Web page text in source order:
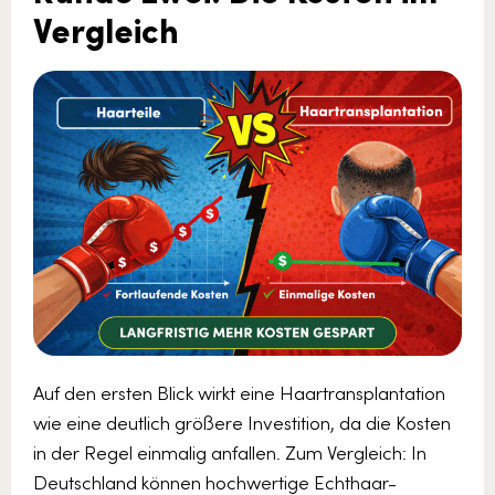
Vergleich
Auf den ersten Blick wirkt eine Haartransplantation
wie eine deutlich größere Investition, da die Kosten
in der Regel einmalig anfallen. Zum Vergleich: In
Deutschland können hochwertige Echthaar-